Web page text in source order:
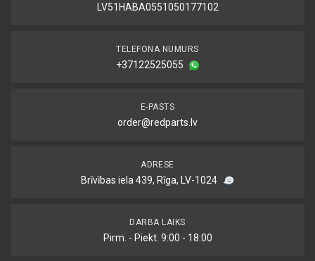
LV51HABA0551050177102
TELEFONA NUMURS
+37122525055
E-PASTS
order@redparts.lv
ADRESE
Brīvības iela 439, Rīga, LV-1024
DARBA LAIKS
Pirm. - Piekt. 9:00 - 18:00